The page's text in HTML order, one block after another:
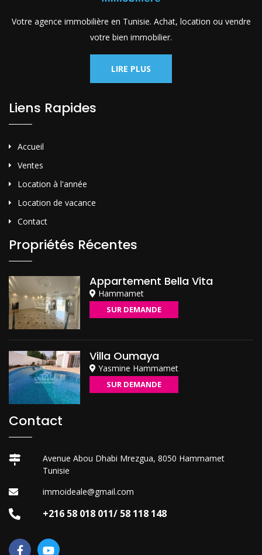
Votre agence immobilière en Tunisie. Achat, location ou vendre
votre bien immobilier.
LIRE PLUS
Liens Rapides
Accueil
Ventes
Location à l'année
Location de vacance
Contact
Propriétés Récentes
Appartement Bella Vita
Hammamet
SUR DEMANDE
Villa Oumaya
Yasmine Hammamet
SUR DEMANDE
Contact
Avenue Abou Dhabi Mrezgua, 8050 Hammamet
Tunisie
immoideale@gmail.com
+216 58 018 011/ 58 118 148